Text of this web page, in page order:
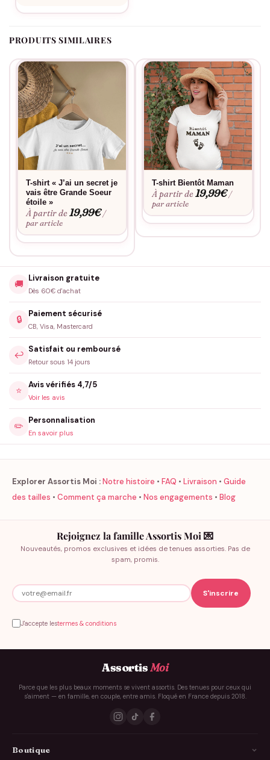
PRODUITS SIMILAIRES
T-shirt « J’ai un secret je
vais être Grande Soeur
étoile »
À partir de19,99€ /
par article
T-shirt Bientôt Maman
À partir de19,99€ /
par article
🚚
Livraison gratuite
Dès 60€ d'achat
🔒
Paiement sécurisé
CB, Visa, Mastercard
↩️
Satisfait ou remboursé
Retour sous 14 jours
⭐
Avis vérifiés 4,7/5
Voir les avis
✏️
Personnalisation
En savoir plus
Explorer Assortis Moi :Notre histoire • FAQ • Livraison • Guide
des tailles • Comment ça marche • Nos engagements • Blog
Rejoignez la famille Assortis Moi 💌
Nouveautés, promos exclusives et idées de tenues assorties. Pas de
spam, promis.
J'accepte lestermes & conditions
AssortisMoi
Parce que les plus beaux moments se vivent assortis. Des tenues pour ceux qui
s'aiment — en famille, en couple, entre amis. Floqué en France depuis 2018.
Boutique